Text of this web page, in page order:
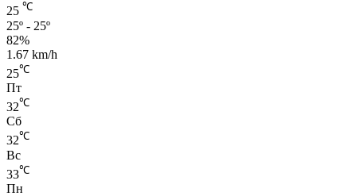
25 ℃
25º - 25º
82%
1.67 km/h
25℃
Пт
32℃
Сб
32℃
Вс
33℃
Пн